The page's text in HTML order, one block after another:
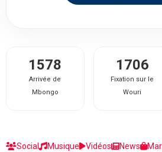
1578
Arrivée de
Mbongo
1706
Fixation sur le
Wouri
Social Musique Vidéos News